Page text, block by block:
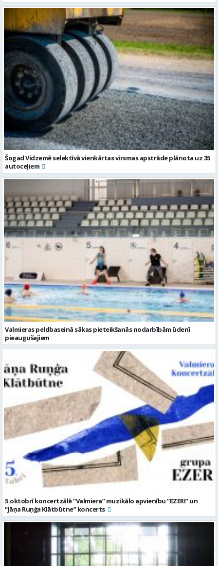
Šogad Vidzemē selektīvā vienkārtas virsmas apstrāde plānota uz 35
autoceļiem
Valmieras peldbaseinā sākas pieteikšanās nodarbībām ūdenī
pieaugušajiem
5.oktobrī koncertzālē “Valmiera” muzikālo apvienību “EZERI” un
“Jāņa Ruņģa Klātbūtne” koncerts